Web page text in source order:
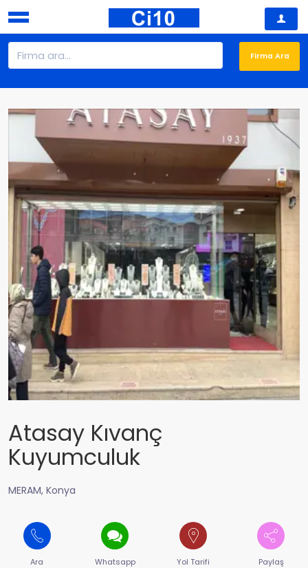
Atasay Kıvanç
Kuyumculuk
MERAM, Konya
Ara Whatsapp Yol Tarifi Paylaş